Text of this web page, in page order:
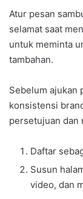
Atur pesan
selamat saat
untuk meminta
tambahan.
Sebelum ajukan
konsistensi
persetujuan dan
Daftar
Susun
video, dan